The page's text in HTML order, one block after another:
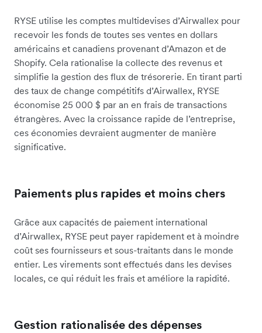
RYSE utilise les comptes multidevises d’Airwallex pour
recevoir les fonds de toutes ses ventes en dollars
américains et canadiens provenant d’Amazon et de
Shopify. Cela rationalise la collecte des revenus et
simplifie la gestion des flux de trésorerie. En tirant parti
des taux de change compétitifs d’Airwallex, RYSE
économise 25 000 $ par an en frais de transactions
étrangères. Avec la croissance rapide de l’entreprise,
ces économies devraient augmenter de manière
significative.
Paiements plus rapides et moins chers
Grâce aux capacités de paiement international
d’Airwallex, RYSE peut payer rapidement et à moindre
coût ses fournisseurs et sous-traitants dans le monde
entier. Les virements sont effectués dans les devises
locales, ce qui réduit les frais et améliore la rapidité.
Gestion rationalisée des dépenses